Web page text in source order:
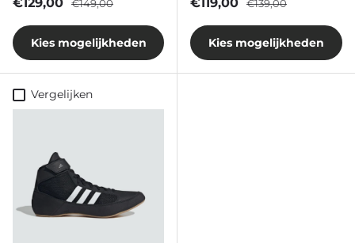
€129,00 €149,00
Kies mogelijkheden
€119,00 €139,00
Kies mogelijkheden
Vergelijken